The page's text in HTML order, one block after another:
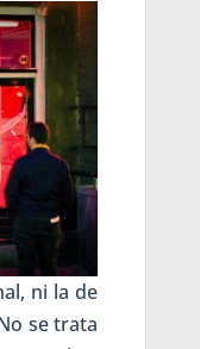
ni la de
se trata